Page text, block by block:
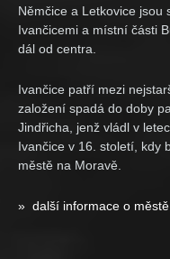
Němčice a Letkovice jsou
Ivančicemi a místní části
dál od centra.
Ivančice patří mezi
založení spadá do doby
Jindřicha, jenž vládl v
Ivančice v 16. století, kdy
městě na Moravě.
» další informace o